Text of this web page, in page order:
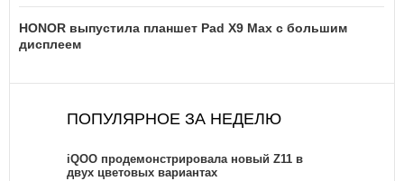
HONOR выпустила планшет Pad X9 Max с большим
дисплеем
ПОПУЛЯРНОЕ ЗА НЕДЕЛЮ
iQOO продемонстрировала новый Z11 в
двух цветовых вариантах